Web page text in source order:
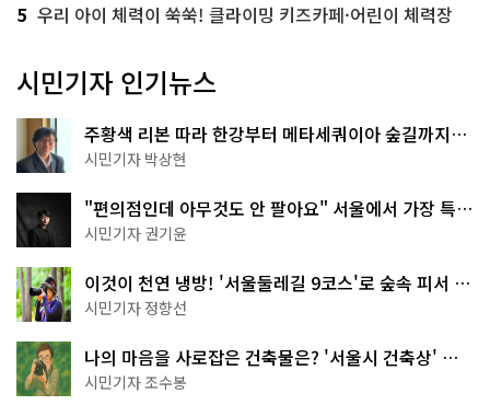
5 우리 아이 체력이 쑥쑥! 클라이밍 키즈카페·어린이 체력장
시민기자 인기뉴스
주황색 리본 따라 한강부터 메타세쿼이아 숲길까지…
서울둘레길 15코스
시민기자 박상현
"편의점인데 아무것도 안 팔아요" 서울에서 가장 특별
한 편의점의 정체
시민기자 권기윤
이것이 천연 냉방! '서울둘레길 9코스'로 숲속 피서 떠
나볼까
시민기자 정향선
나의 마음을 사로잡은 건축물은? '서울시 건축상' 수
상작 공개!
시민기자 조수봉